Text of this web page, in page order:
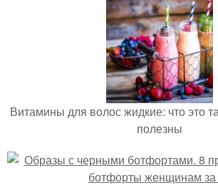
Витамины для волос жидкие: что это
полезны